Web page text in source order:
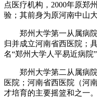
点医疗机构，2000年原郑
验；其前身为原河南中山
郑州大学第一从属病院
归并成立河南省西医院；
名“郑州大学人平易近病院
郑州大学第二从属病院
医院；河南省西医院（河
才培育的主要摇篮和之一